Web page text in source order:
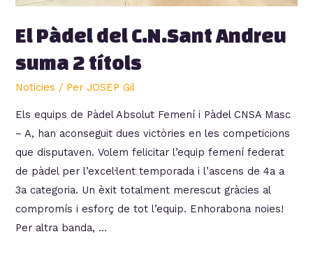
El Pàdel del C.N.Sant Andreu
suma 2 títols
Noticies / Per JOSEP Gil
Els equips de Pàdel Absolut Femení i Pàdel CNSA Masc
– A, han aconseguit dues victòries en les competicions
que disputaven. Volem felicitar l’equip femení federat
de pàdel per l’excel·lent temporada i l’ascens de 4a a
3a categoria. Un èxit totalment merescut gràcies al
compromís i esforç de tot l’equip. Enhorabona noies!
Per altra banda, …